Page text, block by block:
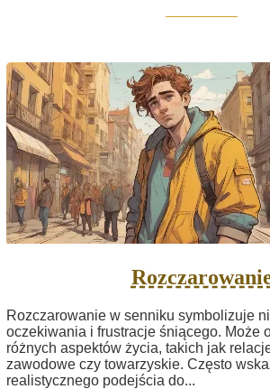
Rozczarowanie w senniku symbolizuje
oczekiwania i frustracje śniącego. Może
różnych aspektów życia, takich jak
zawodowe czy towarzyskie. Często
realistycznego podejścia do...